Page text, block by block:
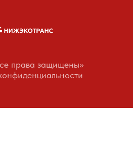
права защищены»